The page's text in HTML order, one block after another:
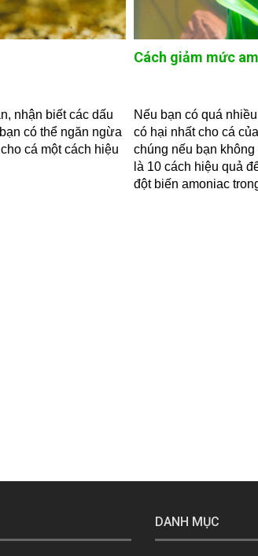
nhận biết các dấu
có thể ngăn ngừa
cá một cách hiệu
Cách giảm mức
Nếu bạn có quá
có hại nhất cho cá
chúng nếu bạn
là 10 cách hiệu quả
đột biến amoniac
DANH MỤC